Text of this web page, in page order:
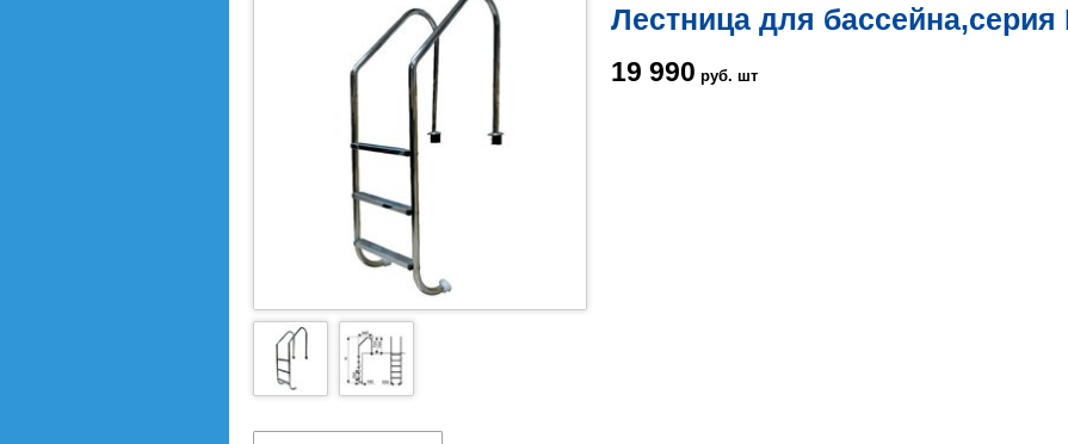
Лестница для бассейна,серия
19 990 руб. шт